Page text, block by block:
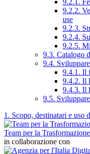
9.2.2.
use
9.2.3.
9.2.4.
9.2.5.
9.3. Catalogo
9.4.
9.4.1. Il
9.4.2. Il
9.4.3. Il
9.5.
1. Scopo, destinatari e uso
Team per la
in collaborazione con